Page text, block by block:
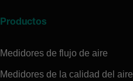
Productos
Medidores de flujo de aire
Medidores de la calidad del aire